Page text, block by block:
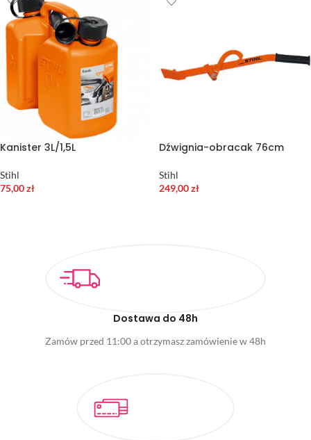
Kanister 3L/1,5L
Stihl
75,00zł
Dźwignia-obracak 76cm
Stihl
249,00zł
Dostawa do 48h
Zamów przed 11:00 a otrzymasz zamówienie w 48h